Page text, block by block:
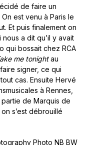
de faire un
est venu à Paris le
Et puis finalement on
a dit qu’il y avait
qui bossait chez RCA
me tonightau
signer, ce qui
cas. Ensuite Hervé
à Rennes,
de Marquis de
s’est débrouillé